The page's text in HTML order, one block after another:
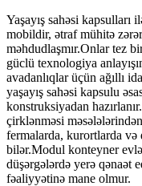
Yaşayış sahəsi kapsulları
mobildir, ətraf mühitə
məhdudlaşmır.Onlar tez
güclü texnologiya
avadanlıqlar üçün ağıllı
yaşayış sahəsi kapsulu
konstruksiyadan
çirklənməsi
fermalarda, kurortlarda və
bilər.Modul konteyner
düşərgələrdə yerə qənaət
fəaliyyətinə mane olmur.